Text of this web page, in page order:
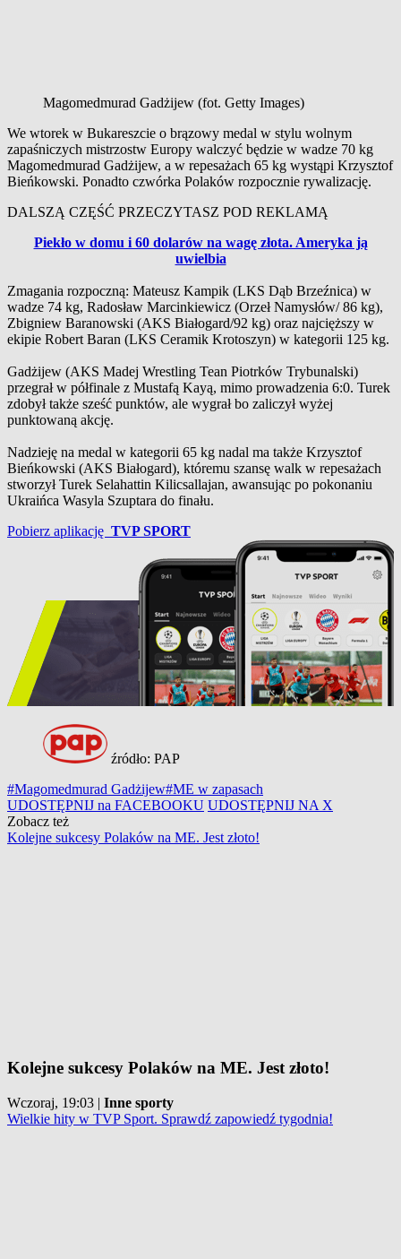
Magomedmurad Gadżijew (fot. Getty Images)
We wtorek w Bukareszcie o brązowy medal w stylu wolnym
zapaśniczych mistrzostw Europy walczyć będzie w wadze 70 kg
Magomedmurad Gadżijew, a w repesażach 65 kg wystąpi Krzysztof
Bieńkowski. Ponadto czwórka Polaków rozpocznie rywalizację.
DALSZĄ CZĘŚĆ PRZECZYTASZ POD REKLAMĄ
Piekło w domu i 60 dolarów na wagę złota. Ameryka ją
uwielbia
Zmagania rozpoczną: Mateusz Kampik (LKS Dąb Brzeźnica) w
wadze 74 kg, Radosław Marcinkiewicz (Orzeł Namysłów/ 86 kg),
Zbigniew Baranowski (AKS Białogard/92 kg) oraz najcięższy w
ekipie Robert Baran (LKS Ceramik Krotoszyn) w kategorii 125 kg.
Gadżijew (AKS Madej Wrestling Tean Piotrków Trybunalski)
przegrał w półfinale z Mustafą Kayą, mimo prowadzenia 6:0. Turek
zdobył także sześć punktów, ale wygrał bo zaliczył wyżej
punktowaną akcję.
Nadzieję na medal w kategorii 65 kg nadal ma także Krzysztof
Bieńkowski (AKS Białogard), któremu szansę walk w repesażach
stworzył Turek Selahattin Kilicsallajan, awansując po pokonaniu
Ukraińca Wasyla Szuptara do finału.
Pobierz aplikację TVP SPORT
źródło: PAP
#Magomedmurad Gadżijew#ME w zapasach
UDOSTĘPNIJ na FACEBOOKU UDOSTĘPNIJ NA X
Zobacz też
Kolejne sukcesy Polaków na ME. Jest złoto!
Kolejne sukcesy Polaków na ME. Jest złoto!
Wczoraj, 19:03 | Inne sporty
Wielkie hity w TVP Sport. Sprawdź zapowiedź tygodnia!